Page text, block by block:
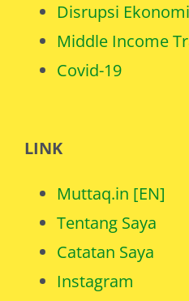
Disrupsi Ekonomi
Middle Income
Covid-19
LINK
Muttaq.in [EN]
Tentang Saya
Catatan Saya
Instagram